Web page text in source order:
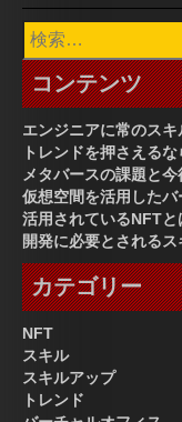
検
索:
コンテンツ
エンジニアに常のス
トレンドを押さえる
メタバースの課題と
仮想空間を活用した
活用されているNFTと
開発に必要とされるス
カテゴリー
NFT
スキル
スキルアップ
トレンド